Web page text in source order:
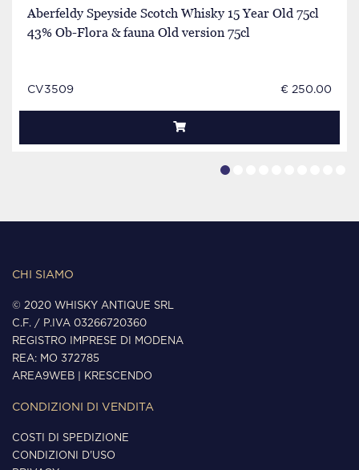
Aberfeldy Speyside Scotch Whisky 15 Year Old 75cl
43% Ob-Flora & fauna Old version 75cl
CV3509 € 250.00
CHI SIAMO
© 2020 WHISKY ANTIQUE SRL
C.F. / P.IVA 03266720360
REGISTRO IMPRESE DI MODENA
REA: MO 372785
AREA9WEB
KRESCENDO
CONDIZIONI DI VENDITA
COSTI DI SPEDIZIONE
CONDIZIONI D'USO